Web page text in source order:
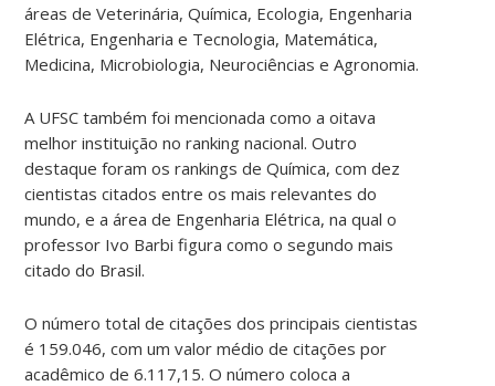
áreas de Veterinária, Química, Ecologia, Engenharia
Elétrica, Engenharia e Tecnologia, Matemática,
Medicina, Microbiologia, Neurociências e Agronomia.
A UFSC também foi mencionada como a oitava
melhor instituição no ranking nacional. Outro
destaque foram os rankings de Química, com dez
cientistas citados entre os mais relevantes do
mundo, e a área de Engenharia Elétrica, na qual o
professor Ivo Barbi figura como o segundo mais
citado do Brasil.
O número total de citações dos principais cientistas
é 159.046, com um valor médio de citações por
acadêmico de 6.117,15. O número coloca a